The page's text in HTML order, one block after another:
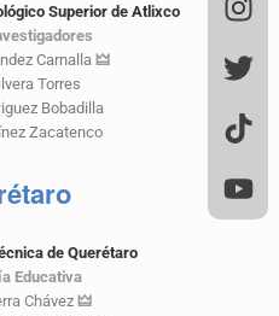
Superior de Atlixco
Carnalla 🜲
Torres
Bobadilla
Zacatenco
de Querétaro
Educativa
Chávez 🜲